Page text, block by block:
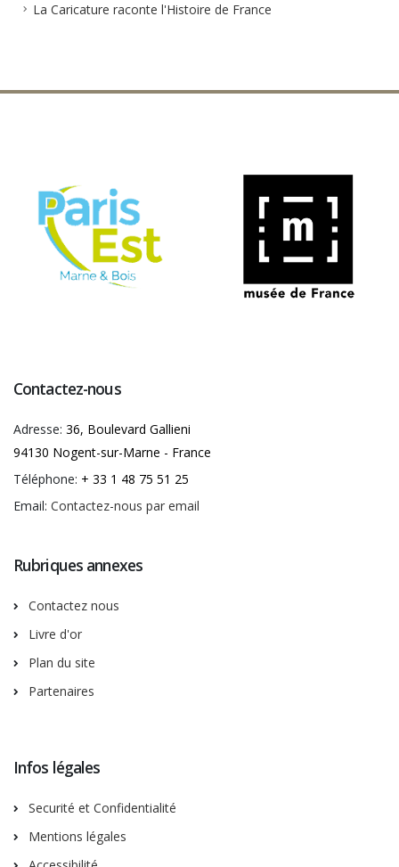
La Caricature raconte l'Histoire de France
Contactez-nous
Adresse: 36, Boulevard Gallieni
94130 Nogent-sur-Marne - France
Téléphone: + 33 1 48 75 51 25
Email: Contactez-nous par email
Rubriques annexes
Contactez nous
Livre d'or
Plan du site
Partenaires
Infos légales
Securité et Confidentialité
Mentions légales